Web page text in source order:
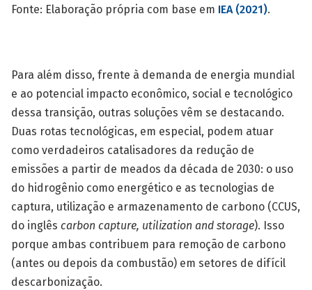
Fonte: Elaboração própria com base em IEA (2021).
Para além disso, frente à demanda de energia mundial
e ao potencial impacto econômico, social e tecnológico
dessa transição, outras soluções vêm se destacando.
Duas rotas tecnológicas, em especial, podem atuar
como verdadeiros catalisadores da redução de
emissões a partir de meados da década de 2030: o uso
do hidrogênio como energético e as tecnologias de
captura, utilização e armazenamento de carbono (CCUS,
do inglês carbon capture, utilization and storage). Isso
porque ambas contribuem para remoção de carbono
(antes ou depois da combustão) em setores de difícil
descarbonização.